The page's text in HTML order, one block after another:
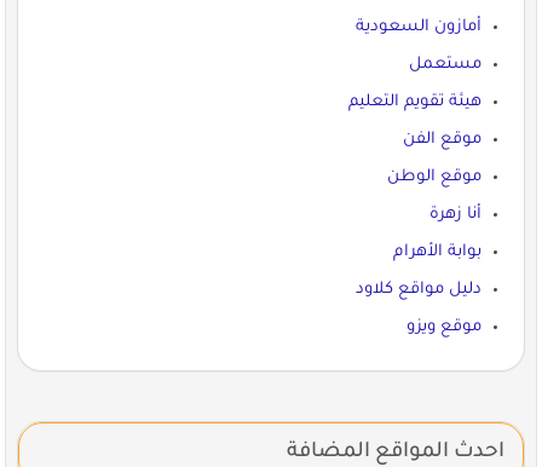
أمازون السعودية
مستعمل
هيئة تقويم التعليم
موقع الفن
موقع الوطن
أنا زهرة
بوابة الأهرام
دليل مواقع كلاود
موقع ويزو
احدث المواقع المضافة